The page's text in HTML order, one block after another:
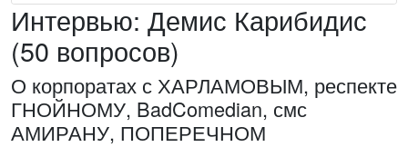
Интервью: Демис Карибидис
(50 вопросов)
О корпоратах с ХАРЛАМОВЫМ, респекте
ГНОЙНОМУ, BadComedian, смс
АМИРАНУ, ПОПЕРЕЧНОМ